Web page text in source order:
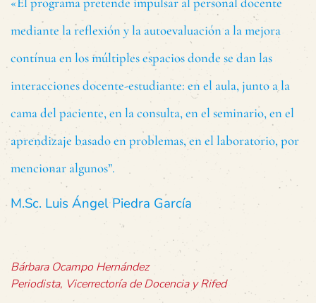
mediante la reflexión y la autoevaluación a la mejora
contínua en los múltiples espacios donde se dan las
interacciones docente-estudiante: en el aula, junto a la
cama del paciente, en la consulta, en el seminario, en el
aprendizaje basado en problemas, en el laboratorio, por
mencionar algunos”.
M.Sc. Luis Ángel Piedra García
Bárbara Ocampo Hernández
Periodista, Vicerrectoría de Docencia y Rifed